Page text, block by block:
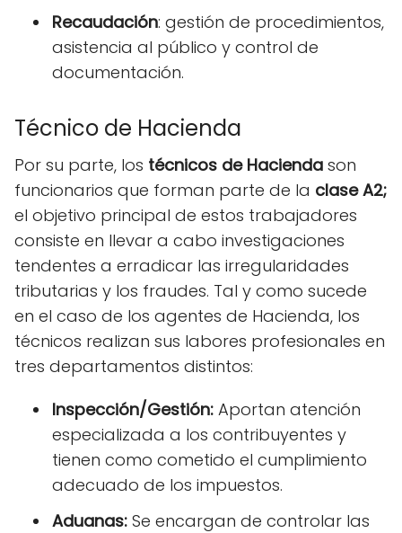
Recaudación: gestión de procedimientos,
asistencia al público y control de
documentación.
Técnico de Hacienda
Por su parte, los técnicos de Hacienda son
funcionarios que forman parte de la clase A2;
el objetivo principal de estos trabajadores
consiste en llevar a cabo investigaciones
tendentes a erradicar las irregularidades
tributarias y los fraudes. Tal y como sucede
en el caso de los agentes de Hacienda, los
técnicos realizan sus labores profesionales en
tres departamentos distintos:
Inspección/Gestión: Aportan atención
especializada a los contribuyentes y
tienen como cometido el cumplimiento
adecuado de los impuestos.
Aduanas: Se encargan de controlar las